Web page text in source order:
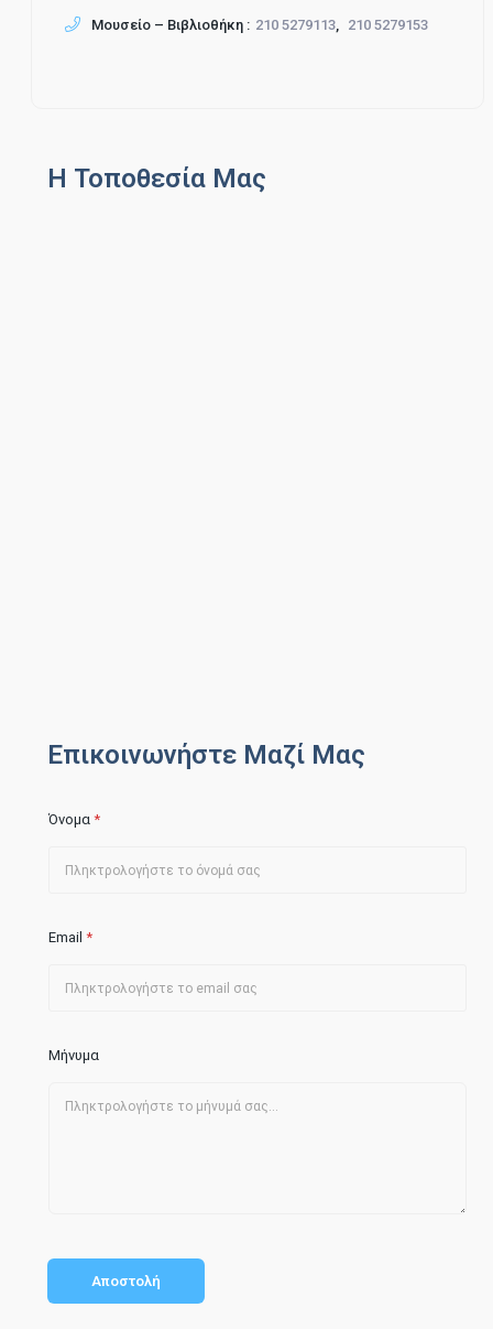
Μουσείο – Βιβλιοθήκη : 210 5279113, 210 5279153
Η Τοποθεσία Μας
Επικοινωνήστε Μαζί Μας
Όνομα *
Email *
Μήνυμα
Αποστολή